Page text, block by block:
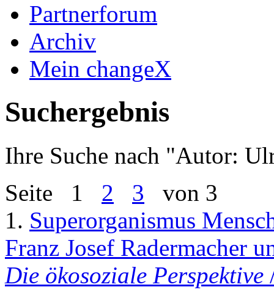
Partnerforum
Archiv
Mein changeX
Suchergebnis
Ihre Suche nach "Autor:
Seite 1 2 3 von 3
1. Superorganismus
Franz Josef Radermacher
Die ökosoziale Perspektive